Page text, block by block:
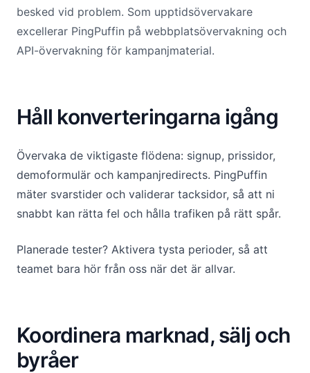
besked vid problem. Som upptidsövervakare
excellerar PingPuffin på webbplatsövervakning och
API-övervakning för kampanjmaterial.
Håll konverteringarna igång
Övervaka de viktigaste flödena: signup, prissidor,
demoformulär och kampanjredirects. PingPuffin
mäter svarstider och validerar tacksidor, så att ni
snabbt kan rätta fel och hålla trafiken på rätt spår.
Planerade tester? Aktivera tysta perioder, så att
teamet bara hör från oss när det är allvar.
Koordinera marknad, sälj och
byråer